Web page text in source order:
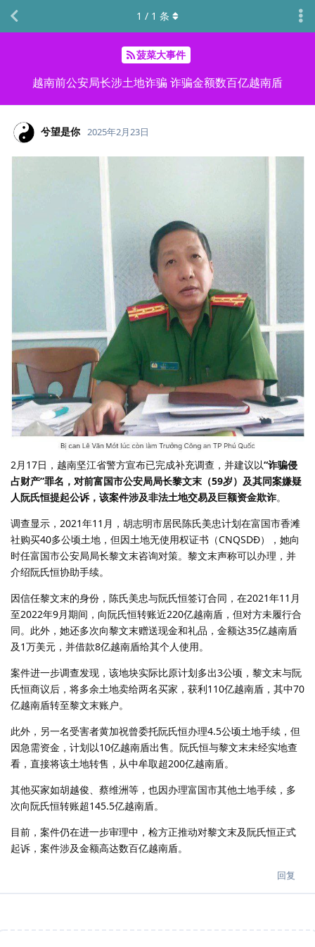
菠菜大事件
越南前公安局长涉土地诈骗 诈骗金额数百亿越南盾
1 / 1 条
兮望是你 2025年2月23日
2月17日，越南坚江省警方宣布已完成补充调查，并建议以“诈骗侵
占财产”罪名，对前富国市公安局局长黎文末（59岁）及其同案嫌疑
人阮氏恒提起公诉，该案件涉及非法土地交易及巨额资金欺诈。
调查显示，2021年11月，胡志明市居民陈氏美忠计划在富国市香滩
社购买40多公顷土地，但因土地无使用权证书（CNQSDĐ），她向
时任富国市公安局局长黎文末咨询对策。黎文末声称可以办理，并
介绍阮氏恒协助手续。
因信任黎文末的身份，陈氏美忠与阮氏恒签订合同，在2021年11月
至2022年9月期间，向阮氏恒转账近220亿越南盾，但对方未履行合
同。此外，她还多次向黎文末赠送现金和礼品，金额达35亿越南盾
及1万美元，并借款8亿越南盾给其个人使用。
案件进一步调查发现，该地块实际比原计划多出3公顷，黎文末与阮
氏恒商议后，将多余土地卖给两名买家，获利110亿越南盾，其中70
亿越南盾转至黎文末账户。
此外，另一名受害者黄加祝曾委托阮氏恒办理4.5公顷土地手续，但
因急需资金，计划以10亿越南盾出售。阮氏恒与黎文末未经实地查
看，直接将该土地转售，从中牟取超200亿越南盾。
其他买家如胡越俊、蔡维洲等，也因办理富国市其他土地手续，多
次向阮氏恒转账超145.5亿越南盾。
目前，案件仍在进一步审理中，检方正推动对黎文末及阮氏恒正式
起诉，案件涉及金额高达数百亿越南盾。
回复